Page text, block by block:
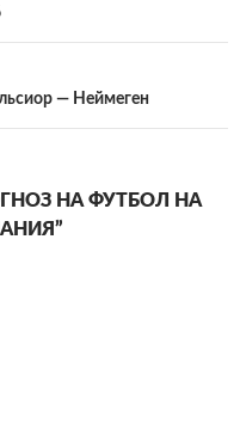
— Неймеген
НА ФУТБОЛ НА